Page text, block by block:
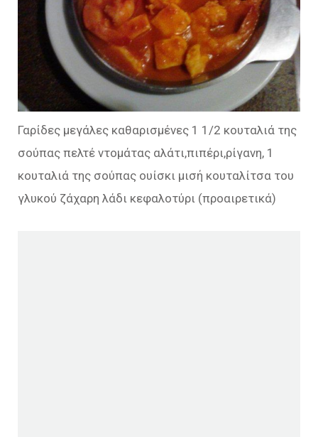
Γαρίδες μεγάλες καθαρισμένες 1 1/2 κουταλιά της
σούπας πελτέ ντομάτας αλάτι,πιπέρι,ρίγανη, 1
κουταλιά της σούπας ουίσκι μισή κουταλίτσα του
γλυκού ζάχαρη λάδι κεφαλοτύρι (προαιρετικά)